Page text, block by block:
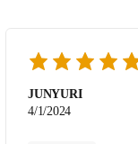
JUNYURI
4/1/2024